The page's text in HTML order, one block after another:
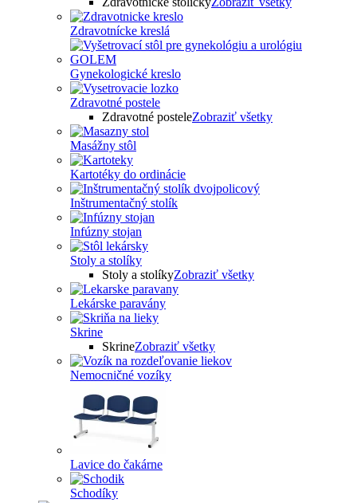
Zdravotnícke kreslá
Gynekologické kreslo
Zdravotné postele
Zdravotné posteleZobraziť všetky
Masážny stôl
Kartotéky do ordinácie
Inštrumentačný stolík
Infúzny stojan
Stoly a stolíky
Stoly a stolíkyZobraziť všetky
Lekárske paravány
Skrine
SkrineZobraziť všetky
Nemocničné vozíky
Lavice do čakárne
Schodíky